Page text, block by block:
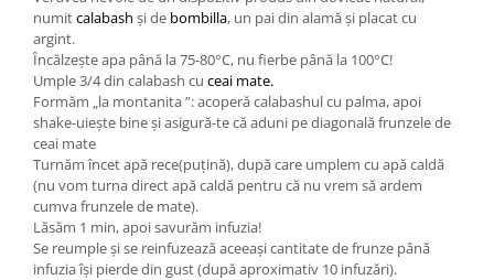
numitcalabash și de bombilla, un pai din alamă și placat cu
argint.
Încălzește apa până la 75-80°C, nu fierbe până la 100°C!
Umple 3/4 din calabash cu ceai mate.
Formăm „la montanita ”: acoperă calabashul cu palma, apoi
shake-uiește bine și asigură-te că aduni pe diagonală frunzele de
ceai mate
Turnăm încet apă rece(puțină), după care umplem cu apă caldă
(nu vom turna direct apă caldă pentru că nu vrem să ardem
cumva frunzele de mate).
Lăsăm 1 min, apoi savurăm infuzia!
Se reumple și se reinfuzează aceeași cantitate de frunze până
infuzia își pierde din gust (după aproximativ 10 infuzări).